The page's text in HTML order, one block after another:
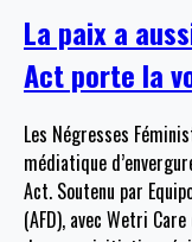
La paix a
Act porte la
Les Négresses
médiatique
Act. Soutenu par
(AFD), avec Wetri